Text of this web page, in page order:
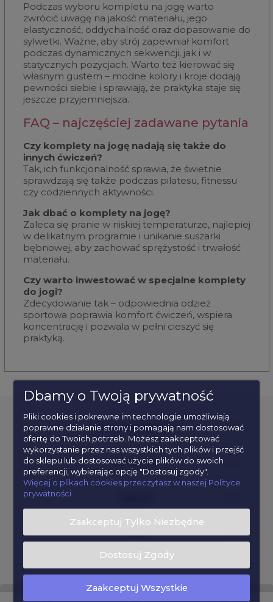
Podczas wyboru kompletu na jogę warto
zwrócić uwagę na jakość materiału, jego
elastyczność, oddychalność oraz dopasowanie do
sylwetki. Ważne, aby strój zapewniał komfort
podczas dynamicznych sekwencji, jak i w
statycznych pozycjach. Warto też kierować się
własnym gustem – modne kolory i kroje dodają
pewności siebie i sprawiają, że praktyka staje się
jeszcze przyjemniejsza.
FAQ – najczęściej zadawane pytania
Czy komplety na jogę nadają się także do
innych ćwiczeń?
Tak, ich funkcjonalność sprawia, że świetnie
sprawdzają się także podczas pilatesu, fitnessu
czy codziennych aktywności.
Jak dbać o komplety na jogę?
Zaleca się pranie w niskiej temperaturze, najlepiej
w delikatnym programie i unikanie suszarki
bębnowej, aby zachować sprężystość i trwałość
materiału.
Czy warto inwestować w specjalne komplety
do jogi?
Zdecydowanie tak – odpowiednia odzież
sportowa poprawia komfort ćwiczeń, wspiera
koncentrację i pozwala w pełni cieszyć się
praktyką.
POPULARNE KATEGORIE
INFORMACJE
pokaż pełną wersję strony
Dbamy o Twoją prywatność
Pliki cookies i pokrewne im technologie umożliwiają
poprawne działanie strony i pomagają nam dostosować
ofertę do Twoich potrzeb. Możesz zaakceptować
wykorzystanie przez nas wszystkich tych plików i przejść
do sklepu lub dostosować użycie plików do swoich
preferencji, wybierając opcję "Dostosuj zgody".
Więcej o plikach cookies przeczytasz w naszej Polityce
prywatności.
Zaakceptuj Tylko Niezbędne
Dostosuj Zgody
Zaakceptuj Wszystkie